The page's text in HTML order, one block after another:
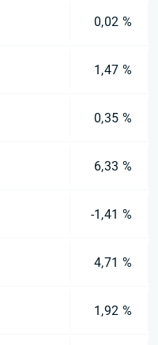
0,02 %
1,47 %
0,35 %
6,33 %
-1,41 %
4,71 %
1,92 %